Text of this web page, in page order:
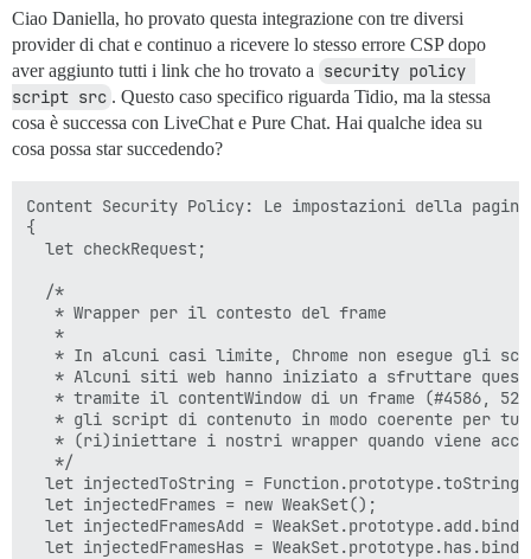
Ciao Daniella, ho provato questa integrazione con tre diversi
provider di chat e continuo a ricevere lo stesso errore CSP dopo
aver aggiunto tutti i link che ho trovato a security policy
script src . Questo caso specifico riguarda Tidio, ma la stessa
cosa è successa con LiveChat e Pure Chat. Hai qualche idea su
cosa possa star succedendo?
Content Security Policy: Le impostazioni della
{
  let checkRequest;
  /*
   * Wrapper per il contesto del frame
   *
* In alcuni casi limite, Chrome non esegue gli
* Alcuni siti web hanno iniziato a sfruttare
* tramite il contentWindow di un frame (#4586,
* gli script di contenuto in modo coerente per
* (ri)iniettare i nostri wrapper quando viene
   */
let injectedToString =
  let injectedFrames = new WeakSet();
let injectedFramesAdd =
let injectedFramesHas =